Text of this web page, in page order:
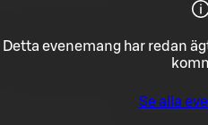
Detta evenemang har redan
Se alla